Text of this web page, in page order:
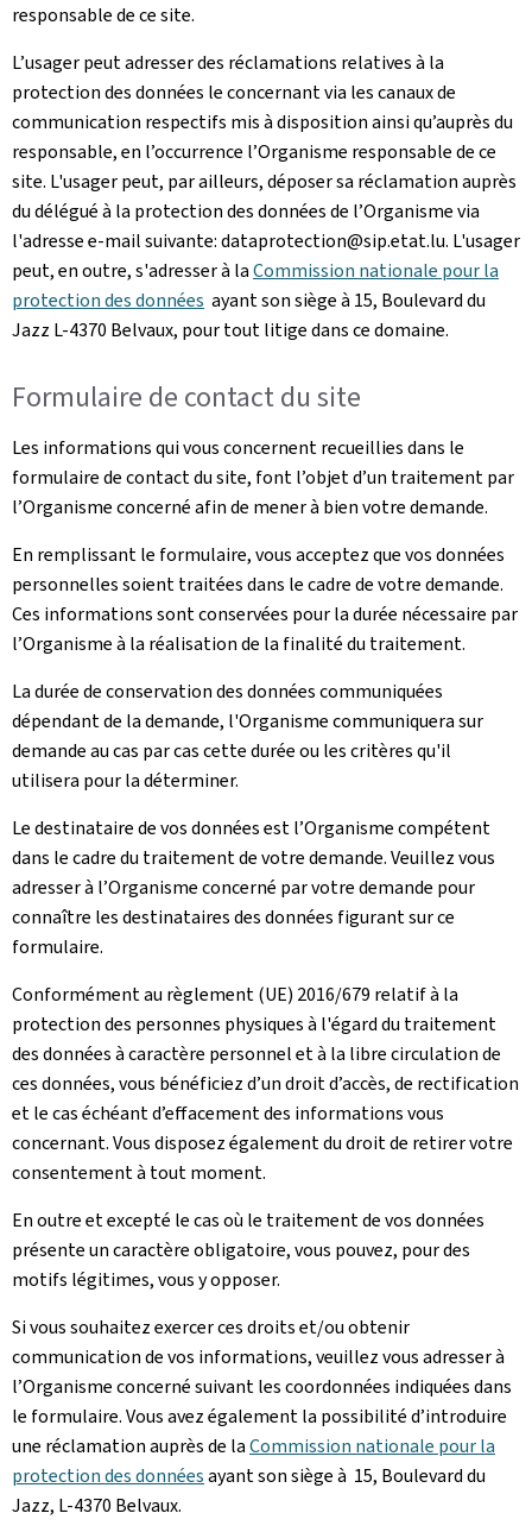
responsable de ce site.
L’usager peut adresser des réclamations relatives à la
protection des données le concernant via les canaux de
communication respectifs mis à disposition ainsi qu’auprès du
responsable, en l’occurrence l’Organisme responsable de ce
site. L'usager peut, par ailleurs, déposer sa réclamation auprès
du délégué à la protection des données de l’Organisme via
l'adresse e-mail suivante: dataprotection@sip.etat.lu. L'usager
peut, en outre, s'adresser à laCommission nationale pour la
protection des données ayant son siège à 15, Boulevard du
Jazz L-4370 Belvaux, pour tout litige dans ce domaine.
Formulaire de contact du site
Les informations qui vous concernent recueillies dans le
formulaire de contact du site, font l’objet d’un traitement par
l’Organisme concerné afin de mener à bien votre demande.
En remplissant le formulaire, vous acceptez que vos données
personnelles soient traitées dans le cadre de votre demande.
Ces informations sont conservées pour la durée nécessaire par
l’Organisme à la réalisation de la finalité du traitement.
La durée de conservation des données communiquées
dépendant de la demande, l'Organisme communiquera sur
demande au cas par cas cette durée ou les critères qu'il
utilisera pour la déterminer.
Le destinataire de vos données est l’Organisme compétent
dans le cadre du traitement de votre demande. Veuillez vous
adresser à l’Organisme concerné par votre demande pour
connaître les destinataires des données figurant sur ce
formulaire.
Conformément au règlement (UE) 2016/679 relatif à la
protection des personnes physiques à l'égard du traitement
des données à caractère personnel et à la libre circulation de
ces données, vous bénéficiez d’un droit d’accès, de rectification
et le cas échéant d’effacement des informations vous
concernant. Vous disposez également du droit de retirer votre
consentement à tout moment.
En outre et excepté le cas où le traitement de vos données
présente un caractère obligatoire, vous pouvez, pour des
motifs légitimes, vous y opposer.
Si vous souhaitez exercer ces droits et/ou obtenir
communication de vos informations, veuillez vous adresser à
l’Organisme concerné suivant les coordonnées indiquées dans
le formulaire. Vous avez également la possibilité d’introduire
une réclamation auprès de laCommission nationale pour la
protection des donnéesayant son siège à 15, Boulevard du
Jazz, L-4370 Belvaux.